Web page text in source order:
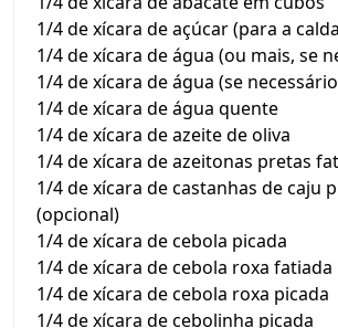
1/4 de xícara de açúcar (para a
1/4 de xícara de água (ou mais, se
1/4 de xícara de água (se
1/4 de xícara de água quente
1/4 de xícara de azeite de oliva
1/4 de xícara de azeitonas pretas
1/4 de xícara de castanhas de caju
(opcional)
1/4 de xícara de cebola picada
1/4 de xícara de cebola roxa fatiada
1/4 de xícara de cebola roxa picada
1/4 de xícara de cebolinha picada